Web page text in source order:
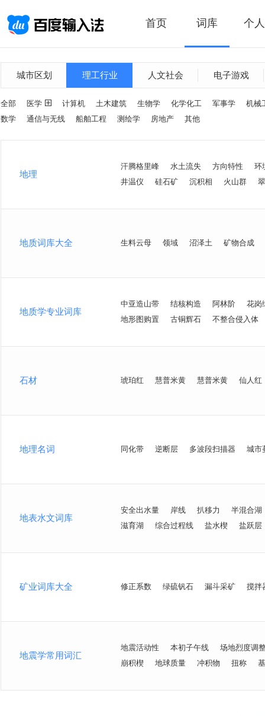
首页 词库 个
城市区划 理工行业 人文社会 电子游戏
全部 医学 计算机 土木建筑 生物学 化学化工 军事学
机械
数学
通信与无线 船舶工程 测绘学 房地产 其他
地理
汗腾格里峰 水土流失 方向特性
环
井温仪
硅石矿 沉积相 火山群
地质词库大全 生料云母 领域 沼泽土 矿物合成
地质学专业词库
中亚造山带 结核构造 阿林阶
花岗
地形图购置
古铜辉石 不整合侵入体
石材 琥珀红 慧普米黄 慧普米黄 仙人红
地理名词 同化带 逆断层 多波段扫描器 城市
地表水文词库
安全出水量 岸线 扒移力
半混合湖
滋育湖
综合过程线 盐水楔 盐跃层
矿业词库大全 修正系数 绿硫钒石 漏斗采矿 搅拌
地震学常用词汇
地震活动性 本初子午线
场地烈度调
崩积楔
地球质量 冲积物 扭称